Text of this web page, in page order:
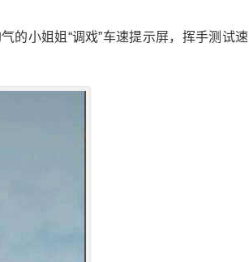
的小姐姐“调戏”车速提示屏，挥手测试速